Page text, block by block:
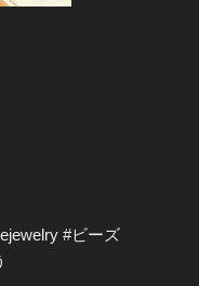
#ビーズ